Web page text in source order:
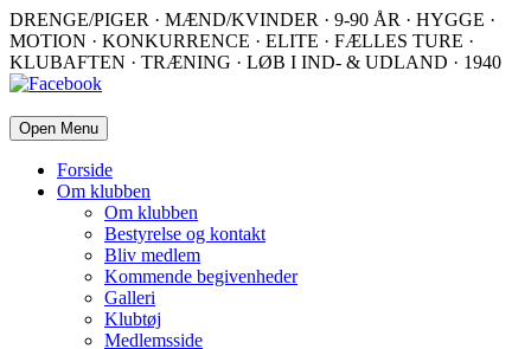
DRENGE/PIGER · MÆND/KVINDER · 9-90 ÅR · HYGGE ·
MOTION · KONKURRENCE · ELITE · FÆLLES TURE ·
KLUBAFTEN · TRÆNING · LØB I IND- & UDLAND · 1940
Open Menu
Forside
Om klubben
Om klubben
Bestyrelse og kontakt
Bliv medlem
Kommende begivenheder
Galleri
Klubtøj
Medlemsside